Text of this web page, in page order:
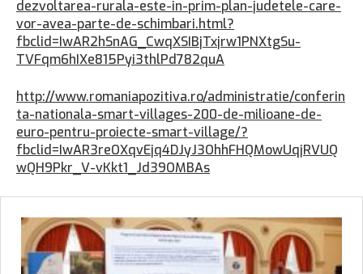
dezvoltarea-rurala-este-in-prim-plan-judetele-care-
vor-avea-parte-de-schimbari.html?
fbclid=IwAR2hSnAG_CwqXSIBjTxjrw1PNXtgSu-
TVFqm6hIXe815Pyi3thlPd782quA
http://www.romaniapozitiva.ro/administratie/conferin
ta-nationala-smart-villages-200-de-milioane-de-
euro-pentru-proiecte-smart-village/?
fbclid=IwAR3reOXqvEjq4DJyJ3OhhFHQMowUqjRVUQ
wQH9Pkr_V-vKkt1_Jd39OMBAs